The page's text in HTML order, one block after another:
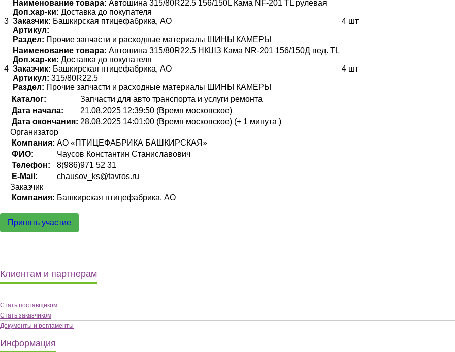
3
Наименование товара: Автошина 315/80R22.5 156/150L Кама NF-201 ТL рулевая
Доп.хар-ки: Доставка до покупателя
Заказчик: Башкирская птицефабрика, АО
Артикул:
Раздел: Прочие запчасти и расходные материалы ШИНЫ КАМЕРЫ
4 шт
4
Наименование товара: Автошина 315/80R22.5 НКШЗ Кама NR-201 156/150Д вед. TL
Доп.хар-ки: Доставка до покупателя
Заказчик: Башкирская птицефабрика, АО
Артикул: 315/80R22.5
Раздел: Прочие запчасти и расходные материалы ШИНЫ КАМЕРЫ
4 шт
Каталог:
Запчасти для авто транспорта и услуги ремонта
Дата начала:
21.08.2025 12:39:50 (Время московское)
Дата окончания: 28.08.2025 14:01:00 (Время московское) (+ 1 минута )
Организатор
Компания: АО «ПТИЦЕФАБРИКА БАШКИРСКАЯ»
ФИО:
Чаусов Константин Станиславович
Телефон:
8(986)971 52 31
E-Mail:
chausov_ks@tavros.ru
Заказчик
Компания: Башкирская птицефабрика, АО
Принять участие
Клиентам и партнерам
Стать поставщиком
Стать заказчиком
Документы и регламенты
Информация